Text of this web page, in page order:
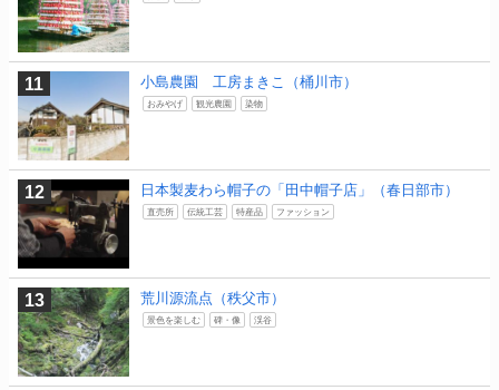
小島農園 工房まきこ（桶川市）
おみやげ 観光農園 染物
日本製麦わら帽子の「田中帽子店」（春日部市）
直売所 伝統工芸 特産品 ファッション
荒川源流点（秩父市）
景色を楽しむ 碑・像 渓谷